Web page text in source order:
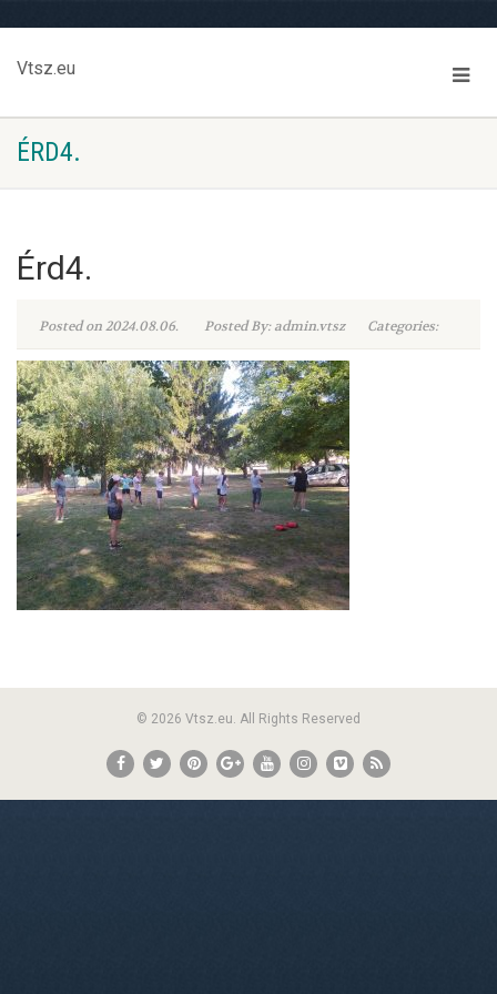
Vtsz.eu
ÉRD4.
Érd4.
Posted on 2024.08.06. Posted By: admin.vtsz Categories:
© 2026 Vtsz.eu. All Rights Reserved